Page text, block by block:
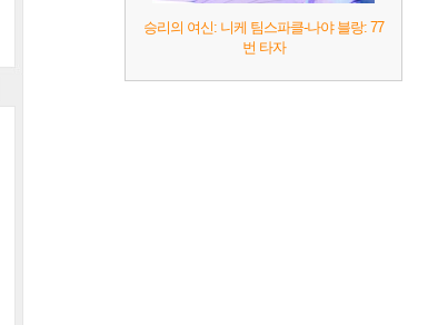
승리의 여신: 니케 팀스파클-나야 블랑: 77
번 타자